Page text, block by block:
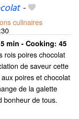
-
culinaires
min - Cooking: 45
rois poires chocolat
de saveur cette
poires et chocolat
de la galette
bonheur de tous.